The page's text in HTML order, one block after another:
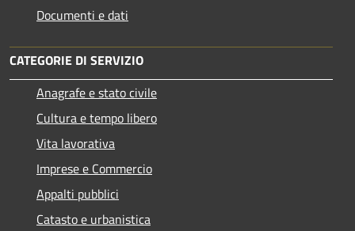
Documenti e dati
CATEGORIE DI SERVIZIO
Anagrafe e stato civile
Cultura e tempo libero
Vita lavorativa
Imprese e Commercio
Appalti pubblici
Catasto e urbanistica